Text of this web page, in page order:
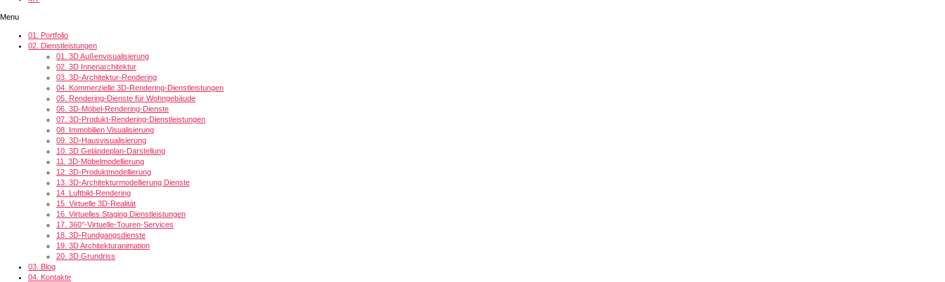
Menu
01. Portfolio
02. Dienstleistungen
01. 3D Außenvisualisierung
02. 3D Innenarchitektur
03. 3D-Architektur-Rendering
04. Kommerzielle 3D-Rendering-Dienstleistungen
05. Rendering-Dienste für Wohngebäude
06. 3D-Möbel-Rendering-Dienste
07. 3D-Produkt-Rendering-Dienstleistungen
08. Immobilien Visualisierung
09. 3D-Hausvisualisierung
10. 3D Geländeplan-Darstellung
11. 3D-Möbelmodellierung
12. 3D-Produktmodellierung
13. 3D-Architekturmodellierung Dienste
14. Luftbild-Rendering
15. Virtuelle 3D-Realität
16. Virtuelles Staging Dienstleistungen
17. 360°-Virtuelle-Touren-Services
18. 3D-Rundgangsdienste
19. 3D Architekturanimation
20. 3D Grundriss
03. Blog
04. Kontakte